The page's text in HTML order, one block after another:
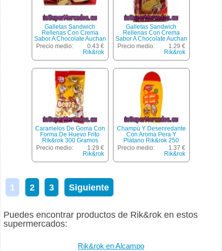
Galletas Sandwich
Rellenas Con Crema
Sabor A Chocolate Auchan
250 Gramos
Precio medio:
0.43 €
Rik&rok
Galletas Sandwich
Rellenas Con Crema
Sabor A Chocolate Auchan
Pack De 3 Paquetes De
250 Gramos
Precio medio:
1.29 €
Rik&rok
Caramelos De Goma Con
Forma De Huevo Frito
Rik&rok 300 Gramos
Precio medio:
1.29 €
Rik&rok
Champú Y Desenredante
Con Aroma Pera Y
Plátano Rik&rok 250
Mililitros
Precio medio:
1.37 €
Rik&rok
1 2 3 Siguiente
Puedes encontrar productos de Rik&rok en estos
supermercados:
Rik&rok en Alcampo